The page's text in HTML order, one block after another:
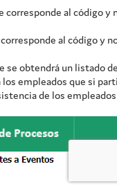
corresponde al código
al código y
se obtendrá un listado
empleados que si
de los